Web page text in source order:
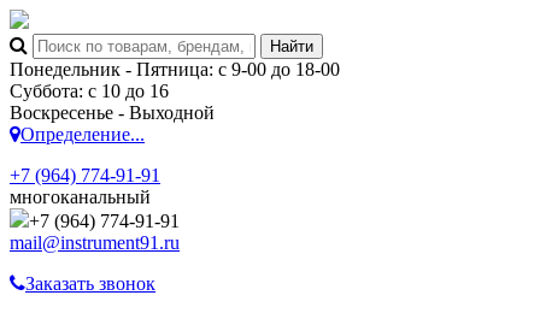
Понедельник - Пятница: с 9-00 до 18-00
Суббота: с 10 до 16
Воскресенье - Выходной
Определение...
+7 (964) 774-91-91
многоканальный
+7 (964) 774-91-91
mail@instrument91.ru
Заказать звонок